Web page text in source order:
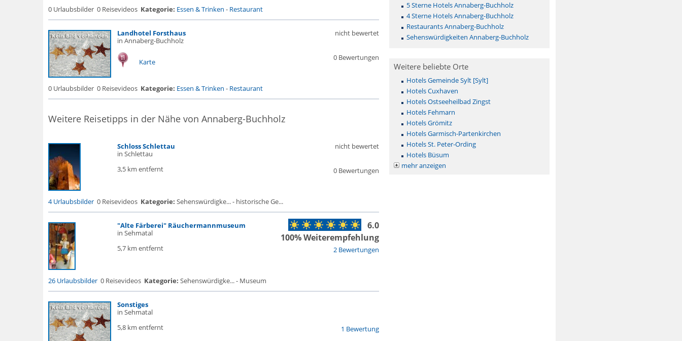
0 Urlaubsbilder 0 Reisevideos Kategorie: Essen & Trinken - Restaurant
Landhotel Forsthaus
in Annaberg-Buchholz
Karte 0 Bewertungen
nicht bewertet
0 Urlaubsbilder 0 Reisevideos Kategorie: Essen & Trinken - Restaurant
Weitere Reisetipps in der Nähe von Annaberg-Buchholz
Schloss Schlettau
in Schlettau
3,5 km entfernt
0 Bewertungen
nicht bewertet
4 Urlaubsbilder 0 Reisevideos Kategorie: Sehenswürdigke... - historische Ge...
"Alte Färberei" Räuchermannmuseum
in Sehmatal
5,7 km entfernt
2 Bewertungen
6.0
100% Weiterempfehlung
26 Urlaubsbilder 0 Reisevideos Kategorie: Sehenswürdigke... - Museum
Sonstiges
in Sehmatal
5,8 km entfernt
1 Bewertung
5 Sterne Hotels Annaberg-Buchholz
4 Sterne Hotels Annaberg-Buchholz
Restaurants Annaberg-Buchholz
Sehenswürdigkeiten Annaberg-Buchholz
Weitere beliebte Orte
Hotels Gemeinde Sylt [Sylt]
Hotels Cuxhaven
Hotels Ostseeheilbad Zingst
Hotels Fehmarn
Hotels Grömitz
Hotels Garmisch-Partenkirchen
Hotels St. Peter-Ording
Hotels Büsum
mehr anzeigen